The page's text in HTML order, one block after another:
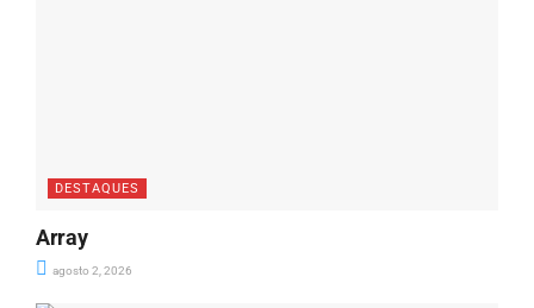
DESTAQUES
Array
agosto 2, 2026